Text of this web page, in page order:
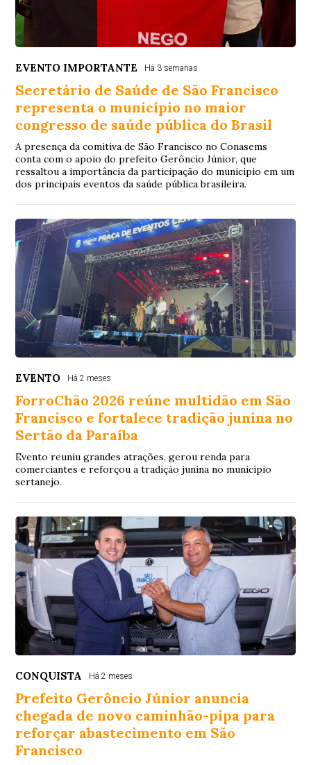
EVENTO IMPORTANTE Há 3 semanas
Secretário de Saúde de São Francisco
representa o município no maior
congresso de saúde pública do Brasil
A presença da comitiva de São Francisco no Conasems
conta com o apoio do prefeito Gerôncio Júnior, que
ressaltou a importância da participação do município em um
dos principais eventos da saúde pública brasileira.
EVENTO Há 2 meses
ForroChão 2026 reúne multidão em São
Francisco e fortalece tradição junina no
Sertão da Paraíba
Evento reuniu grandes atrações, gerou renda para
comerciantes e reforçou a tradição junina no município
sertanejo.
CONQUISTA Há 2 meses
Prefeito Gerôncio Júnior anuncia
chegada de novo caminhão-pipa para
reforçar abastecimento em São
Francisco